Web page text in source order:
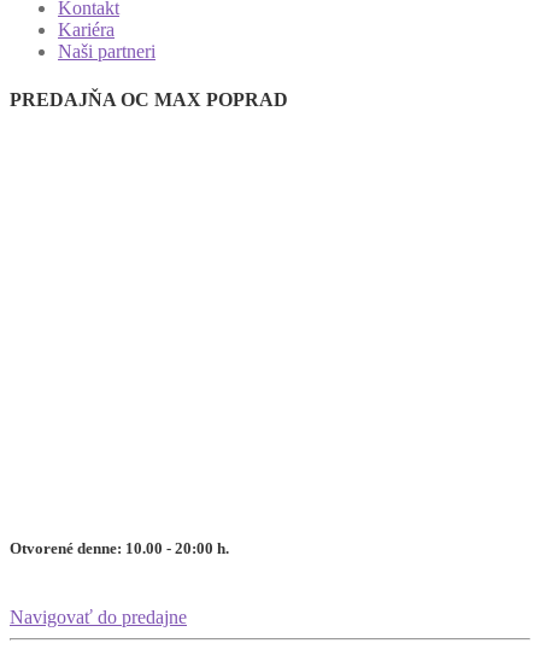
Kontakt
Kariéra
Naši partneri
PREDAJŇA OC MAX POPRAD
Otvorené denne: 10.00 - 20:00 h.
Navigovať do predajne